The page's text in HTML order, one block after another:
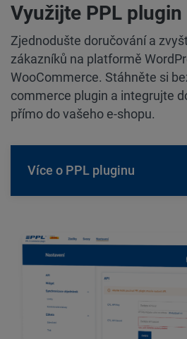
Využijte PPL plugin
Zjednodušte doručování a
zákazníků na platformě
WooCommerce. Stáhněte si
commerce plugin a integrujte
přímo do vašeho e-shopu.
Více o PPL pluginu